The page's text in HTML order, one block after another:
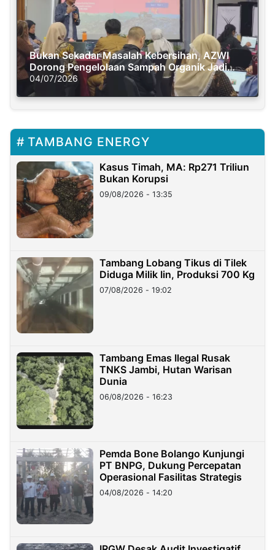
Bukan Sekadar Masalah Kebersihan, AZWI
Dorong Pengelolaan Sampah Organik Jadi
Solusi Krisis Iklim
04/07/2026
TAMBANG ENERGY
Kasus Timah, MA: Rp271 Triliun
Bukan Korupsi
09/08/2026 - 13:35
Tambang Lobang Tikus di Tilek
Diduga Milik Iin, Produksi 700 Kg
07/08/2026 - 19:02
Tambang Emas Ilegal Rusak
TNKS Jambi, Hutan Warisan
Dunia
06/08/2026 - 16:23
Pemda Bone Bolango Kunjungi
PT BNPG, Dukung Percepatan
Operasional Fasilitas Strategis
04/08/2026 - 14:20